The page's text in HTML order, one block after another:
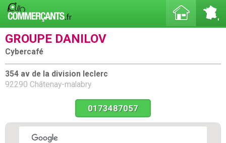
GROUPE DANILOV
Cybercafé
354 av de la division leclerc
92290 Châtenay-malabry
0173487057